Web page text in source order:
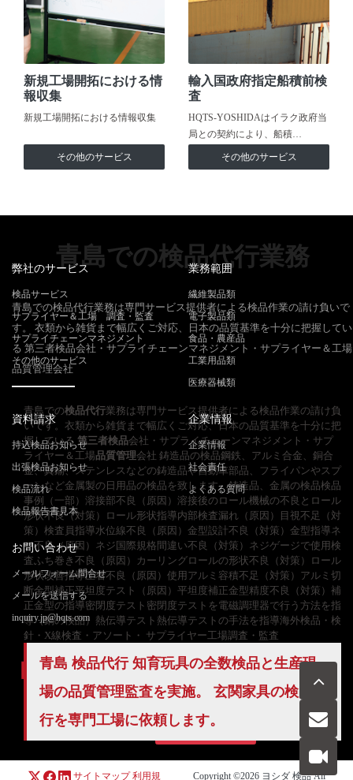
新規工場開拓における情
報収集
新規工場開拓における情報収集
その他のサービス
輸入国政府指定船積前検
査
HQTS-YOSHIDAはイラク政府当
局との契約により、船積…
その他のサービス
青島での検品代行業務
青島での検品代行業務は専門サービス提供者による検品作業の請け負いで
す。 衣類から雑貨まで幅広くご対応、日本の品質基準を十分に把握してい
る 第三者検品会社・サプライチェーンマネジメント・サプライヤー＆工場
品質管理会社
青島での検品代行業務は専門サービス提供者による検品作業の請け負
いです。衣類から雑貨まで幅広くご対応、日本の品質基準を十分に把
握している 第三者検品会社・サプライチェーンマネジメント・サプ
ライヤー＆工場品質管理会社 鋳造品の検品鋼鉄、アルミ合金、銅合
金、真鍮、ステンレスなどの鋳造品や自動車部品、フライパンやスプ
ーンなど金属製の日用品の検品を致します。鋳造品、金属の検品検品
事例（一部）溶接部不良（原因）溶接後のロール機械の不良とロール
形状不良（対策）ロール形状指導内部検査漏れ（原因）目視不足（対
策）検査員指導水位線不良（原因）金型設計不良（対策）金型指導ネ
ジ不良（原因）ネジ国際規格間違い不良（対策）ネジゲージで使用検
査ふち巻き不良（原因）カーリングロールの形状不良（対策）ロール
形状改善指導圧着不良（原因）使用アルミ容積不足（対策）アルミ切
断金型補正平坦度テスト（原因）平坦度補正金型精度不良（対策）補
正金型の指導密閉度テスト密閉度テストを電磁調理器で行う方法を指
導（鍋の検品）熱伝導テスト熱伝導テストの手法を指導海外検品・検
針・X線検査・アソート・ サプライヤー工場調査・監査
青島 検品代行 知育玩具の全数検品と生産現
場の品質管理監査を実施。 玄関家具の検品代
行を専門工場に依頼します。
弊社のサービス
検品サービス
サプライヤー＆工場 調査・監査
サプライチェーンマネジメント
その他のサービス
業務範囲
繊維製品類
電子製品類
食品・農産品
工業用品類
医療器械類
資料請求
持込検品お知らせ
出張検品お知らせ
検品流れ
検品報告書見本
企業情報
企業情報
社会責任
よくある質問
お問い合わせ
メールフォーム問合せ
メールを送信する
inquiry.jp@hqts.com
お電話でのお問い合わせ
お問い合わせ
サイトマップ 利用規 Copyright ©2026 ヨシダ 検品All